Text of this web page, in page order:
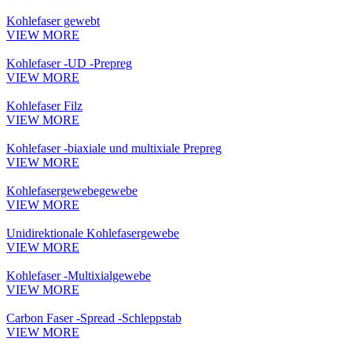
Kohlefaser gewebt
VIEW MORE
Kohlefaser -UD -Prepreg
VIEW MORE
Kohlefaser Filz
VIEW MORE
Kohlefaser -biaxiale und multixiale Prepreg
VIEW MORE
Kohlefasergewebegewebe
VIEW MORE
Unidirektionale Kohlefasergewebe
VIEW MORE
Kohlefaser -Multixialgewebe
VIEW MORE
Carbon Faser -Spread -Schleppstab
VIEW MORE